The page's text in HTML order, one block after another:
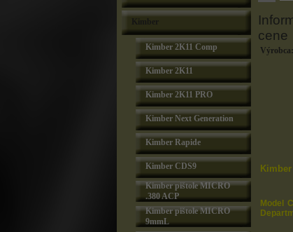
Kimber 2K11 Comp
Kimber 2K11
Kimber 2K11 PRO
Kimber Next Generation
Kimber Rapide
Kimber CDS9
Kimber pištole MICRO
.380 ACP
Kimber pištole MICRO
9mmL
cene
Výrobca:
Model